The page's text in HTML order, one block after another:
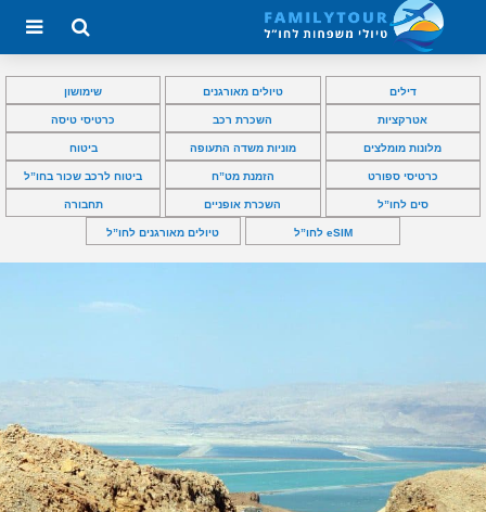
דילים טיולים מאורגנים שימושון
אטרקציות השכרת רכב כרטיסי טיסה
מלונות מומלצים מוניות משדה התעופה ביטוח
כרטיסי ספורט הזמנת מט”ח ביטוח לרכב שכור בחו”ל
סים לחו”ל השכרת אופניים תחבורה
eSIM לחו”ל טיולים מאורגנים לחו”ל